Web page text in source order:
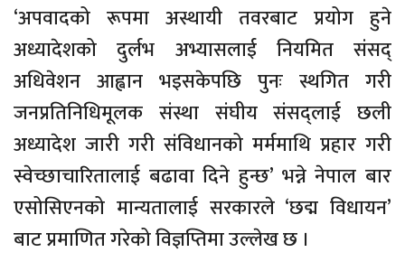
‘अपवादको रूपमा अस्थायी तवरबाट प्रयोग हुने
अध्यादेशको दुर्लभ अभ्यासलाई नियमित संसद्
अधिवेशन आह्वान भइसकेपछि पुनः स्थगित गरी
जनप्रतिनिधिमूलक संस्था संघीय संसद्लाई छली
अध्यादेश जारी गरी संविधानको मर्ममाथि प्रहार गरी
स्वेच्छाचारितालाई बढावा दिने हुन्छ’ भन्ने नेपाल बार
एसोसिएनको मान्यतालाई सरकारले ‘छद्म विधायन’
बाट प्रमाणित गरेको विज्ञप्तिमा उल्लेख छ ।